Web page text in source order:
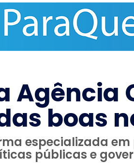
boas
especializada
públicas e